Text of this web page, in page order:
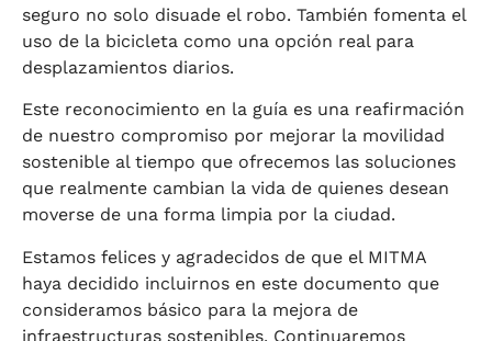
seguro no solo disuade el robo. También fomenta el
uso de la bicicleta como una opción real para
desplazamientos diarios.
Este reconocimiento en la guía es una reafirmación
de nuestro compromiso por mejorar la movilidad
sostenible al tiempo que ofrecemos las soluciones
que realmente cambian la vida de quienes desean
moverse de una forma limpia por la ciudad.
Estamos felices y agradecidos de que el MITMA
haya decidido incluirnos en este documento que
consideramos básico para la mejora de
infraestructuras sostenibles. Continuaremos